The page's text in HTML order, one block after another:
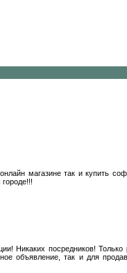
магазине так и купить
Никаких посредников!
объявление, так и для